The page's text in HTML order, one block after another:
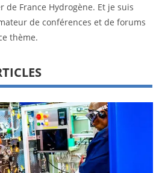
de France Hydrogène. Et je suis
de conférences et de forums
thème.